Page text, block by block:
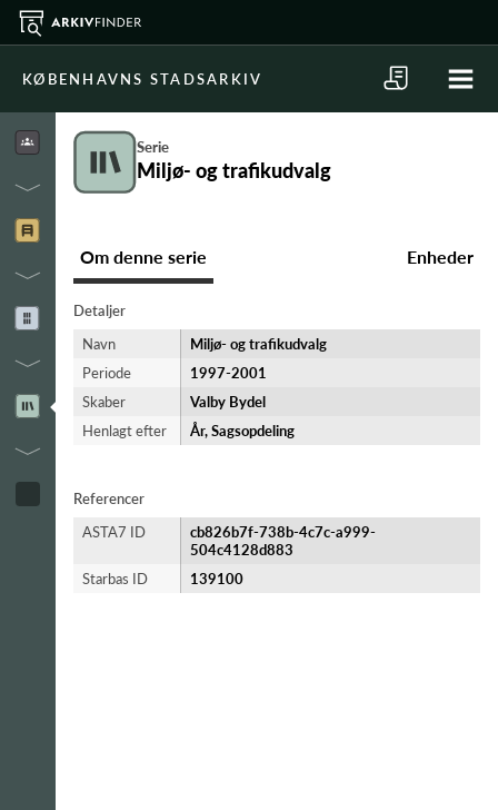
KØBENHAVNS STADSARKIV
Serie
Miljø- og trafikudvalg
Om denne serie Enheder
Detaljer
Navn
Miljø- og trafikudvalg
Periode
1997-​2001
Skaber
Valby Bydel
Henlagt efter
År, Sagsopdeling
Referencer
ASTA7 ID
cb826b7f-738b-4c7c-a999-
504c4128d883
Starbas ID
139100